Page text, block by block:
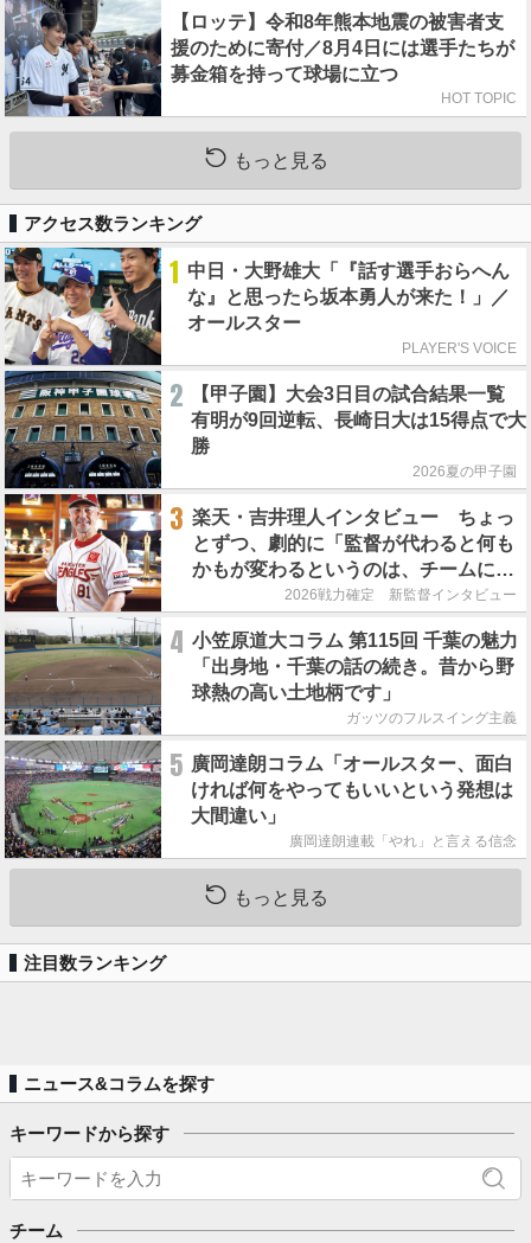
【ロッテ】令和8年熊本地震の被害者支
援のために寄付／8月4日には選手たちが
募金箱を持って球場に立つ
HOT TOPIC
もっと見る
アクセス数ランキング
1 中日・大野雄大「『話す選手おらへん
な』と思ったら坂本勇人が来た！」／
オールスター
PLAYER'S VOICE
2
【甲子園】大会3日目の試合結果一覧
有明が9回逆転、長崎日大は15得点で大
勝
2026夏の甲子園
3 楽天・吉井理人インタビュー ちょっ
とずつ、劇的に「監督が代わると何も
かもが変わるというのは、チームにと
って良くないことなんです」
2026戦力確定 新監督インタビュー
4 小笠原道大コラム 第115回 千葉の魅力
「出身地・千葉の話の続き。昔から野
球熱の高い土地柄です」
ガッツのフルスイング主義
5 廣岡達朗コラム「オールスター、面白
ければ何をやってもいいという発想は
大間違い」
廣岡達朗連載「やれ」と言える信念
もっと見る
注目数ランキング
ニュース&コラムを探す
キーワードから探す
チーム